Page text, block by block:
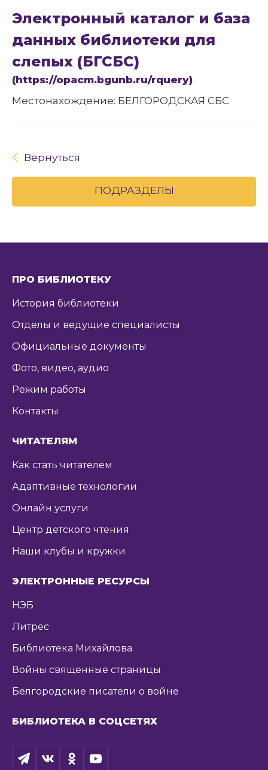
Электронный каталог и база
данных библиотеки для
слепых (БГСБС)
(https://opacm.bgunb.ru/rquery)
Местонахождение: БЕЛГОРОДСКАЯ СБС
Вернуться
ПОДРАЗДЕЛЫ
ПРО БИБЛИОТЕКУ
История библиотеки
Отделы и ведущие специалисты
Официальные документы
Фото, видео, аудио
Режим работы
Контакты
ЧИТАТЕЛЯМ
Как стать читателем
Адаптивные технологии
Онлайн услуги
Центр детского чтения
Наши клубы и кружки
ЭЛЕКТРОННЫЕ РЕСУРСЫ
НЭБ
Литрес
Библиотека Михайлова
Войны священные страницы
Белгородские писатели о войне
БИБЛИОТЕКА В СОЦСЕТЯХ